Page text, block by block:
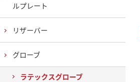
ルプレート
リザーバー
グローブ
ラテックスグローブ